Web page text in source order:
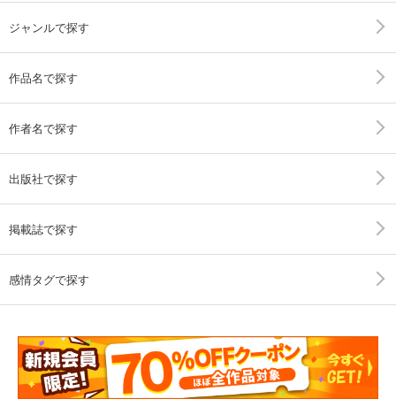
ジャンルで探す
作品名で探す
作者名で探す
出版社で探す
掲載誌で探す
感情タグで探す